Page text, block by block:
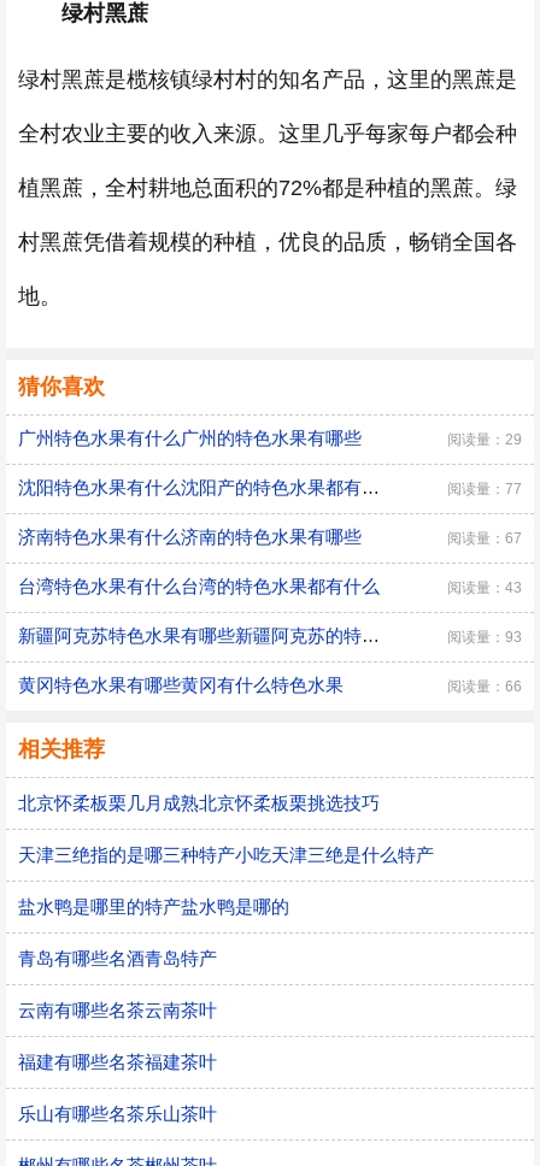
绿村黑蔗
绿村黑蔗是榄核镇绿村村的知名产品，这里的黑蔗是
全村农业主要的收入来源。这里几乎每家每户都会种
植黑蔗，全村耕地总面积的72%都是种植的黑蔗。绿
村黑蔗凭借着规模的种植，优良的品质，畅销全国各
地。
猜你喜欢
广州特色水果有什么广州的特色水果有哪些 阅读量：29
沈阳特色水果有什么沈阳产的特色水果都有什么 阅读量：77
济南特色水果有什么济南的特色水果有哪些 阅读量：67
台湾特色水果有什么台湾的特色水果都有什么 阅读量：43
新疆阿克苏特色水果有哪些新疆阿克苏的特色水果有什么 阅读量：93
黄冈特色水果有哪些黄冈有什么特色水果 阅读量：66
相关推荐
北京怀柔板栗几月成熟北京怀柔板栗挑选技巧
天津三绝指的是哪三种特产小吃天津三绝是什么特产
盐水鸭是哪里的特产盐水鸭是哪的
青岛有哪些名酒青岛特产
云南有哪些名茶云南茶叶
福建有哪些名茶福建茶叶
乐山有哪些名茶乐山茶叶